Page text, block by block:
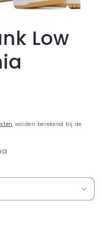
Low
worden berekend bij de